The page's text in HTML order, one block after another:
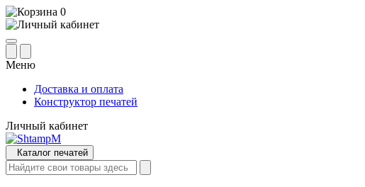
0
Меню
Доставка и оплата
Конструктор печатей
Личный кабинет
Каталог печатей